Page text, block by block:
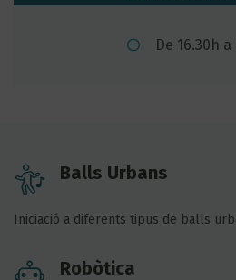
De 16.30h a
Balls Urbans
Iniciació a diferents tipus de balls
Robòtica